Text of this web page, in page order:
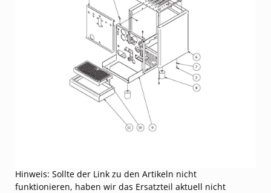
Hinweis: Sollte der Link zu den Artikeln nicht
funktionieren, haben wir das Ersatzteil aktuell nicht